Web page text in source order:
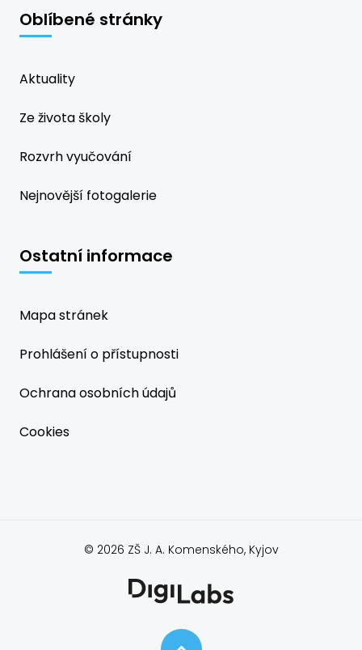
Oblíbené stránky
Aktuality
Ze života školy
Rozvrh vyučování
Nejnovější fotogalerie
Ostatní informace
Mapa stránek
Prohlášení o přístupnosti
Ochrana osobních údajů
Cookies
© 2026 ZŠ J. A. Komenského, Kyjov